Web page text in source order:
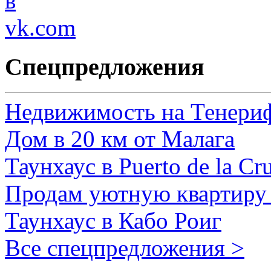
Спецпредложения
Недвижимость на
Дом в 20 км от Малага
Таунхаус в Puerto de la
Продам уютную
Таунхаус в Кабо Роиг
Все спецпредложения >